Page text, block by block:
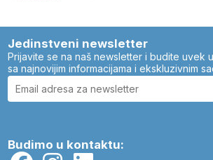
Jedinstveni newsletter
Prijavite se na naš newsletter i budite uvek
sa najnovijim informacijama i ekskluzivnim
Budimo u kontaktu: